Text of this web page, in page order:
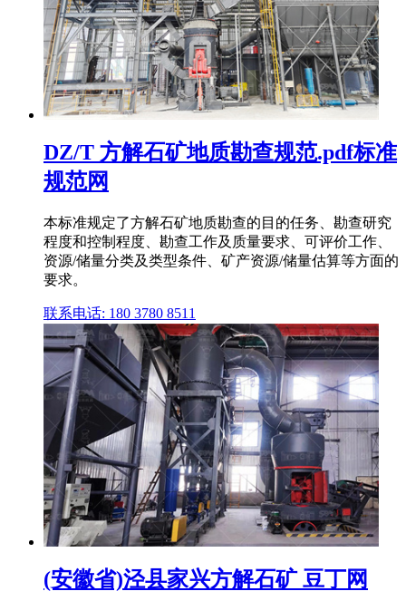
DZ/T 方解石矿地质勘查规范.pdf标准
规范网
本标准规定了方解石矿地质勘查的目的任务、勘查研究
程度和控制程度、勘查工作及质量要求、可评价工作、
资源/储量分类及类型条件、矿产资源/储量估算等方面的
要求。
联系电话: 180 3780 8511
(安徽省)泾县家兴方解石矿 豆丁网